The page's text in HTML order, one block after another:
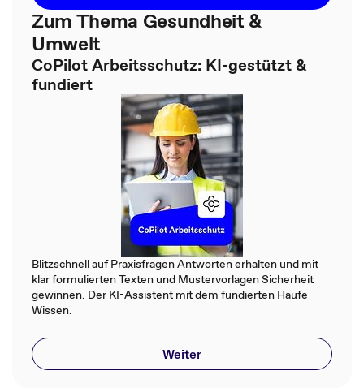
Zum Thema Gesundheit &
Umwelt
CoPilot Arbeitsschutz: KI-gestützt &
fundiert
Blitzschnell auf Praxisfragen Antworten erhalten und mit
klar formulierten Texten und Mustervorlagen Sicherheit
gewinnen. Der KI-Assistent mit dem fundierten Haufe
Wissen.
Weiter